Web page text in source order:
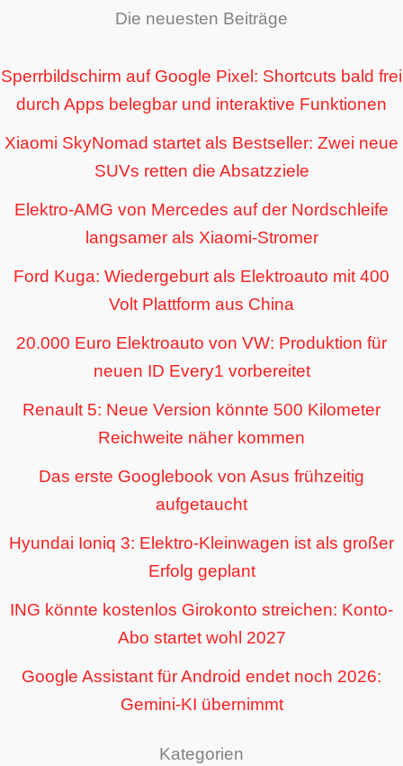
Die neuesten Beiträge
Sperrbildschirm auf Google Pixel: Shortcuts bald frei
durch Apps belegbar und interaktive Funktionen
Xiaomi SkyNomad startet als Bestseller: Zwei neue
SUVs retten die Absatzziele
Elektro-AMG von Mercedes auf der Nordschleife
langsamer als Xiaomi-Stromer
Ford Kuga: Wiedergeburt als Elektroauto mit 400
Volt Plattform aus China
20.000 Euro Elektroauto von VW: Produktion für
neuen ID Every1 vorbereitet
Renault 5: Neue Version könnte 500 Kilometer
Reichweite näher kommen
Das erste Googlebook von Asus frühzeitig
aufgetaucht
Hyundai Ioniq 3: Elektro-Kleinwagen ist als großer
Erfolg geplant
ING könnte kostenlos Girokonto streichen: Konto-
Abo startet wohl 2027
Google Assistant für Android endet noch 2026:
Gemini-KI übernimmt
Kategorien